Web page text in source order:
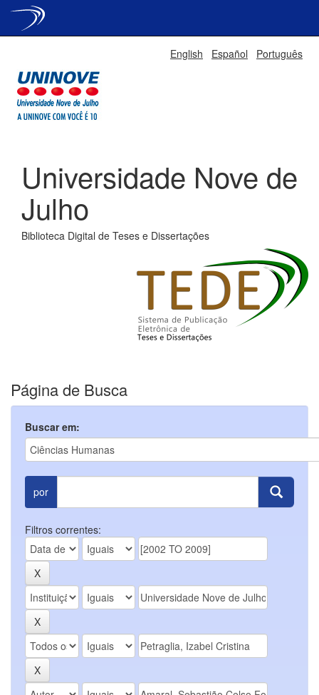
English Español Português
Universidade Nove de
Julho
Biblioteca Digital de Teses e Dissertações
Página de Busca
Buscar em:
por
Filtros correntes: